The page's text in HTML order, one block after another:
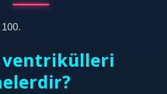
ventrikülleri